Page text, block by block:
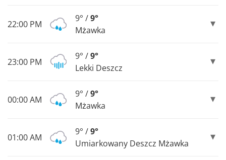
22:00 PM
9° /9°
Mżawka
23:00 PM
9° /9°
Lekki Deszcz
00:00 AM
9° /9°
Mżawka
01:00 AM
9° /9°
Umiarkowany Deszcz Mżawka